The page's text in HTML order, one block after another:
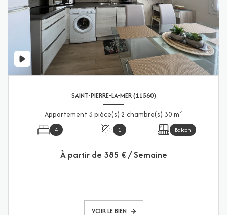
SAINT-PIERRE-LA-MER (11560)
Appartement 3 pièce(s) 2 chambre(s) 30 m²
4 1 Balcon
À partir de 385 € / Semaine
VOIR LE BIEN